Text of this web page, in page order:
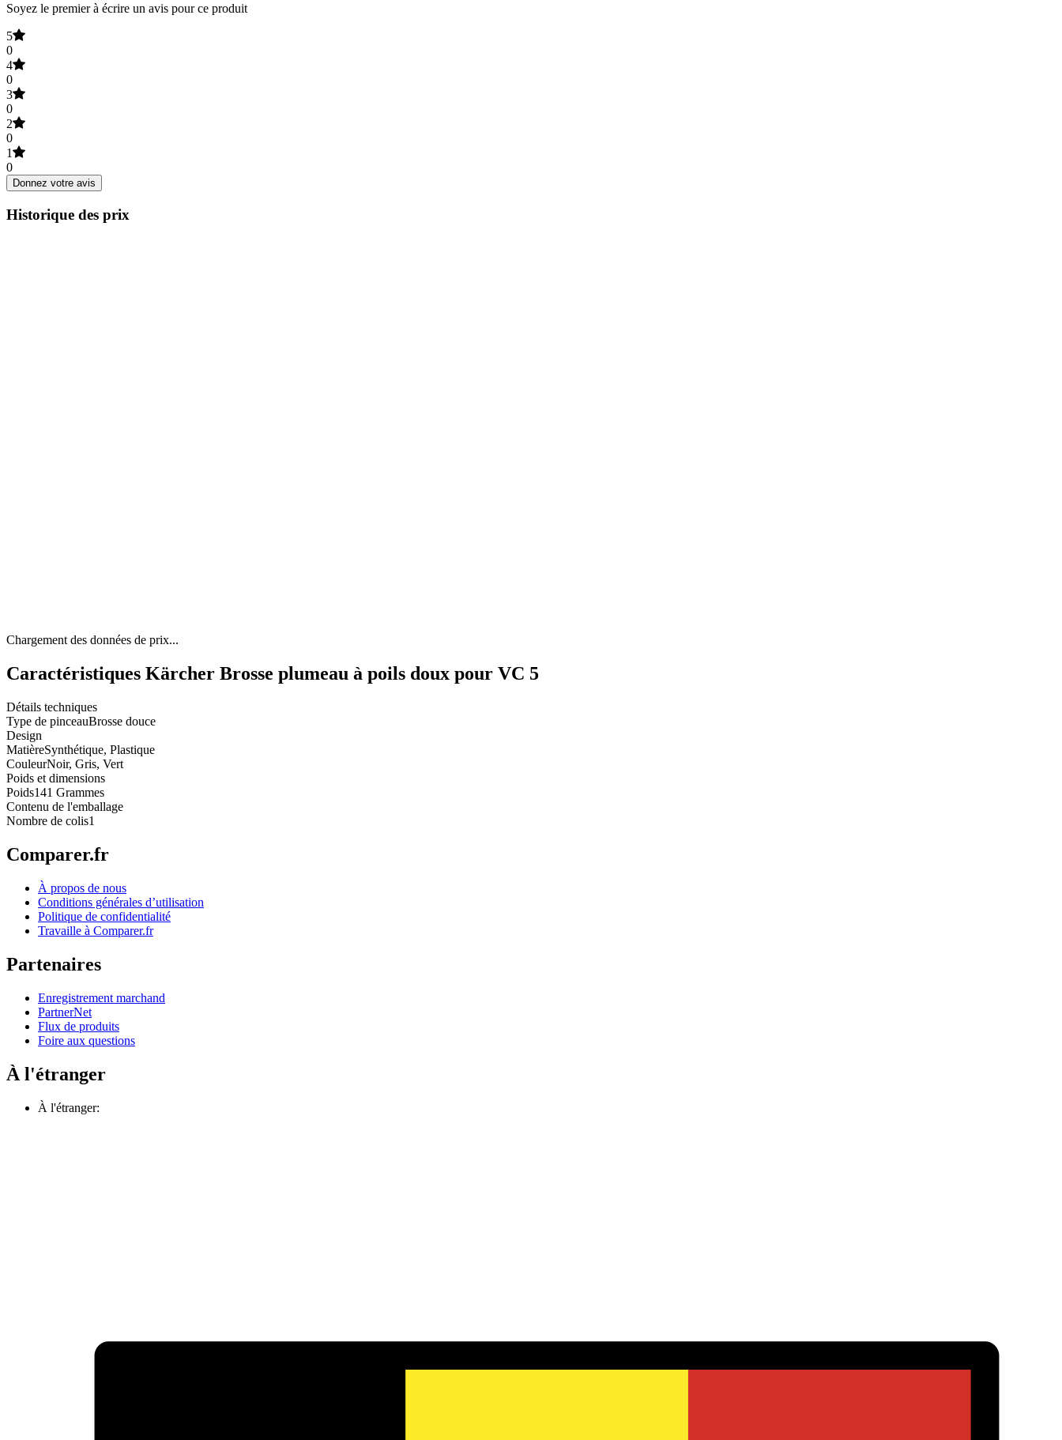
Soyez le premier à écrire un avis pour ce produit
5
0
4
0
3
0
2
0
1
0
Donnez votre avis
Historique des prix
Chargement des données de prix...
Caractéristiques Kärcher Brosse plumeau à poils doux pour VC 5
Détails techniques
Type de pinceauBrosse douce
Design
MatièreSynthétique, Plastique
CouleurNoir, Gris, Vert
Poids et dimensions
Poids141 Grammes
Contenu de l'emballage
Nombre de colis1
Comparer.fr
À propos de nous
Conditions générales d’utilisation
Politique de confidentialité
Travaille à Comparer.fr
Partenaires
Enregistrement marchand
PartnerNet
Flux de produits
Foire aux questions
À l'étranger
À l'étranger: